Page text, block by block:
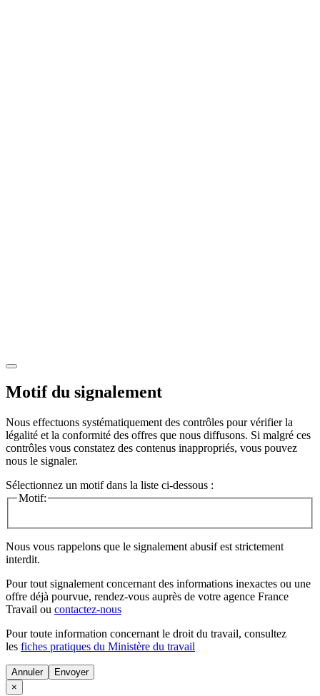
Motif du signalement
Nous effectuons systématiquement des contrôles pour vérifier la
légalité et la conformité des offres que nous diffusons. Si malgré ces
contrôles vous constatez des contenus inappropriés, vous pouvez
nous le signaler.
Sélectionnez un motif dans la liste ci-dessous :
Motif:
Nous vous rappelons que le signalement abusif est strictement
interdit.
Pour tout signalement concernant des informations inexactes ou une
offre déjà pourvue, rendez-vous auprès de votre agence France
Travail ou contactez-nous
Pour toute information concernant le droit du travail, consultez
les fiches pratiques du Ministère du travail
Annuler
×